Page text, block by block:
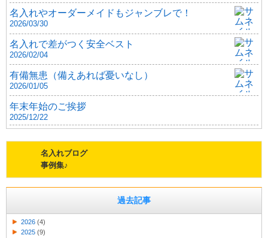
名入れやオーダーメイドもジャンブレで！
2026/03/30
名入れで差がつく安全ベスト
2026/02/04
有備無患（備えあれば憂いなし）
2026/01/05
年末年始のご挨拶
2025/12/22
名入れブログ
事例集♪
過去記事
2026 (4)
2025 (9)